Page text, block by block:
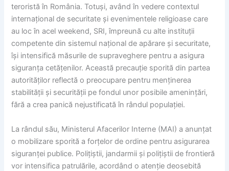
teroristă în România. Totuși, având în vedere contextul
internațional de securitate și evenimentele religioase care
au loc în acel weekend, SRI, împreună cu alte instituții
competente din sistemul național de apărare și securitate,
își intensifică măsurile de supraveghere pentru a asigura
siguranța cetățenilor. Această precauție sporită din partea
autorităților reflectă o preocupare pentru menținerea
stabilității și securității pe fondul unor posibile amenințări,
fără a crea panică nejustificată în rândul populației.
La rândul său, Ministerul Afacerilor Interne (MAI) a anunțat
o mobilizare sporită a forțelor de ordine pentru asigurarea
siguranței publice. Polițiștii, jandarmii și polițiștii de frontieră
vor intensifica patrulările, acordând o atenție deosebită